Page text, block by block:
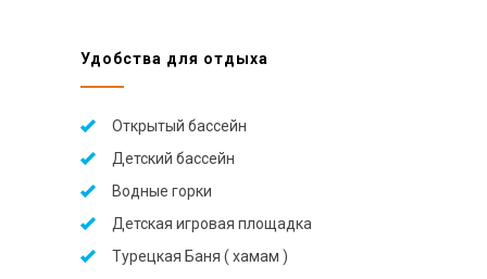
Удобства для отдыха
Открытый бассейн
Детский бассейн
Водные горки
Детская игровая площадка
Турецкая Баня ( хамам )